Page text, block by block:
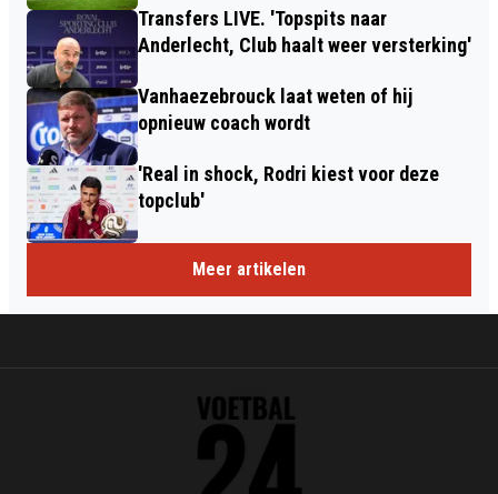
Transfers LIVE. 'Topspits naar
Anderlecht, Club haalt weer versterking'
Vanhaezebrouck laat weten of hij
opnieuw coach wordt
'Real in shock, Rodri kiest voor deze
topclub'
Meer artikelen